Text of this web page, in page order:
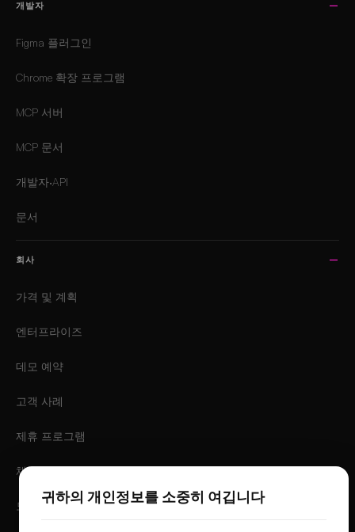
개발자
Figma 플러그인
Chrome 확장 프로그램
MCP 서버
MCP 문서
개발자·API
문서
회사
가격 및 계획
엔터프라이즈
데모 예약
고객 사례
제휴 프로그램
채용
모바일 앱
귀하의 개인정보를 소중히 여깁니다